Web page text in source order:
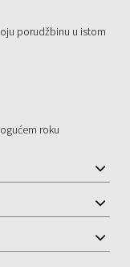
porudžbinu u istom
roku